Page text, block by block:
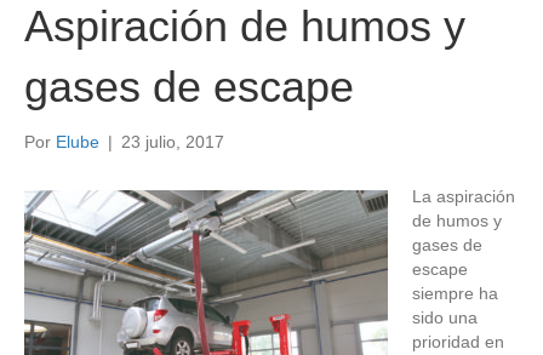
Aspiración de humos y
gases de escape
Por Elube | 23 julio, 2017
La aspiración
de humos y
gases de
escape
siempre ha
sido una
prioridad en